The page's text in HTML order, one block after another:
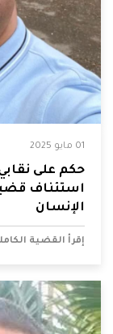
01 مايو 2025
استئناف
الإنسان
إقرأ القضية